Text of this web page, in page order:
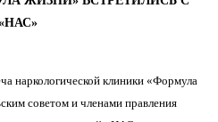
наркологической клиники «Формула
советом и членами правления